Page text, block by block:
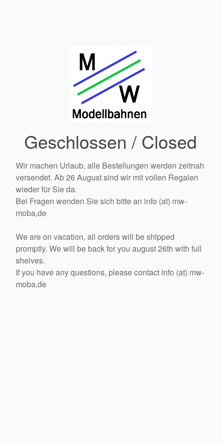
Geschlossen / Closed
Wir machen Urlaub, alle Bestellungen werden zeitnah
versendet. Ab 26 August sind wir mit vollen Regalen
wieder für Sie da.
Bei Fragen wenden Sie sich bitte an info (at) mw-
moba,de
We are on vacation, all orders will be shipped
promptly. We will be back for you august 26th with full
shelves.
If you have any questions, please contact info (at) mw-
moba,de